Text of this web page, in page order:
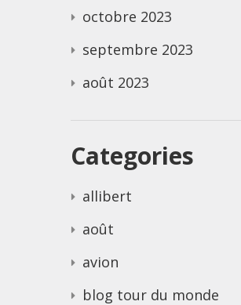
octobre 2023
septembre 2023
août 2023
Categories
allibert
août
avion
blog tour du monde